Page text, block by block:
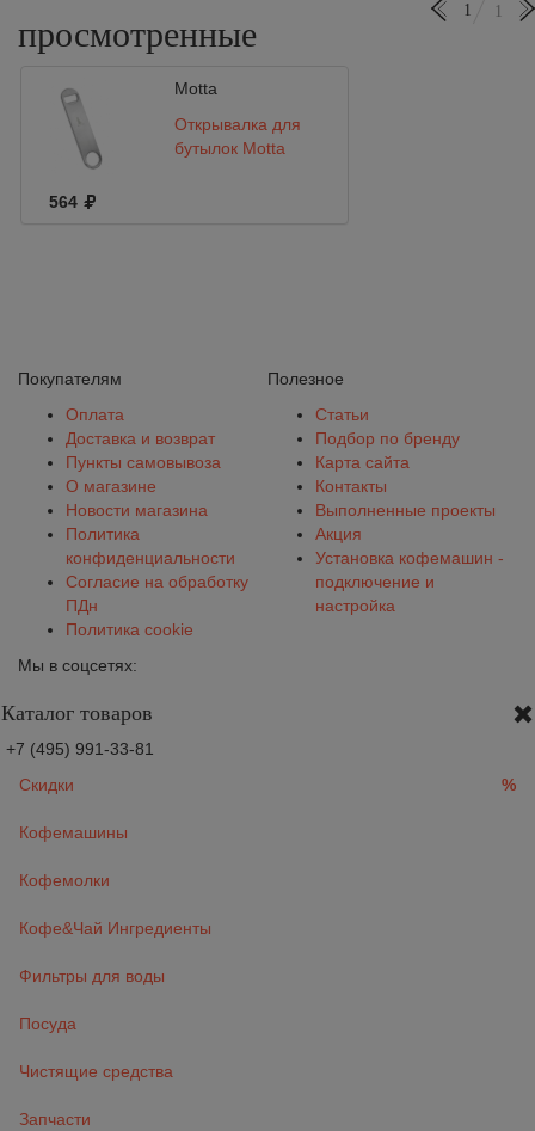
просмотренные
1 1
Motta
Открывалка для
бутылок Motta
564
Покупателям
Оплата
Доставка и возврат
Пункты самовывоза
О магазине
Новости магазина
Политика
конфиденциальности
Согласие на обработку
ПДн
Политика cookie
Полезное
Статьи
Подбор по бренду
Карта сайта
Контакты
Выполненные проекты
Акция
Установка кофемашин -
подключение и
настройка
Мы в соцсетях:
Каталог товаров
+7 (495) 991-33-81
Скидки
%
Кофемашины
Кофемолки
Кофе&Чай Ингредиенты
Фильтры для воды
Посуда
Чистящие средства
Запчасти